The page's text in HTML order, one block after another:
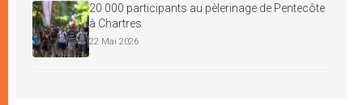
20 000 participants au pèlerinage de Pentecôte
à Chartres
22 Mai 2026